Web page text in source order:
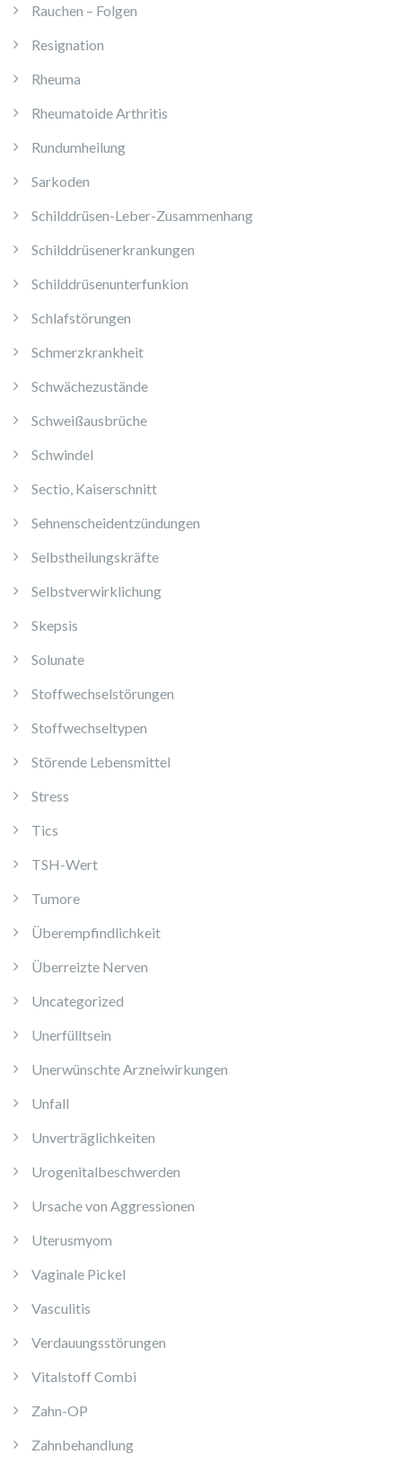
Rauchen – Folgen
Resignation
Rheuma
Rheumatoide Arthritis
Rundumheilung
Sarkoden
Schilddrüsen-Leber-Zusammenhang
Schilddrüsenerkrankungen
Schilddrüsenunterfunkion
Schlafstörungen
Schmerzkrankheit
Schwächezustände
Schweißausbrüche
Schwindel
Sectio, Kaiserschnitt
Sehnenscheidentzündungen
Selbstheilungskräfte
Selbstverwirklichung
Skepsis
Solunate
Stoffwechselstörungen
Stoffwechseltypen
Störende Lebensmittel
Stress
Tics
TSH-Wert
Tumore
Überempfindlichkeit
Überreizte Nerven
Uncategorized
Unerfülltsein
Unerwünschte Arzneiwirkungen
Unfall
Unverträglichkeiten
Urogenitalbeschwerden
Ursache von Aggressionen
Uterusmyom
Vaginale Pickel
Vasculitis
Verdauungsstörungen
Vitalstoff Combi
Zahn-OP
Zahnbehandlung